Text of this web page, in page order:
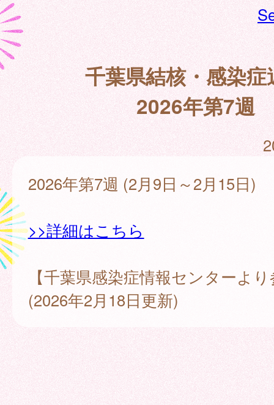
千葉県結核・感染症
2026年第7週
2026年第7週 (2月9日～2月15日)
>>詳細はこちら
【千葉県感染症情報センターよ
(2026年2月18日更新)